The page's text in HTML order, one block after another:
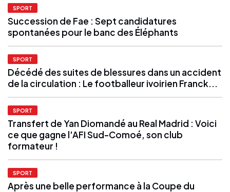
SPORT
Succession de Fae : Sept candidatures
spontanées pour le banc des Éléphants
SPORT
Décédé des suites de blessures dans un accident
de la circulation : Le footballeur ivoirien Franck...
SPORT
Transfert de Yan Diomandé au Real Madrid : Voici
ce que gagne l'AFI Sud-Comoé, son club
formateur !
SPORT
Après une belle performance à la Coupe du